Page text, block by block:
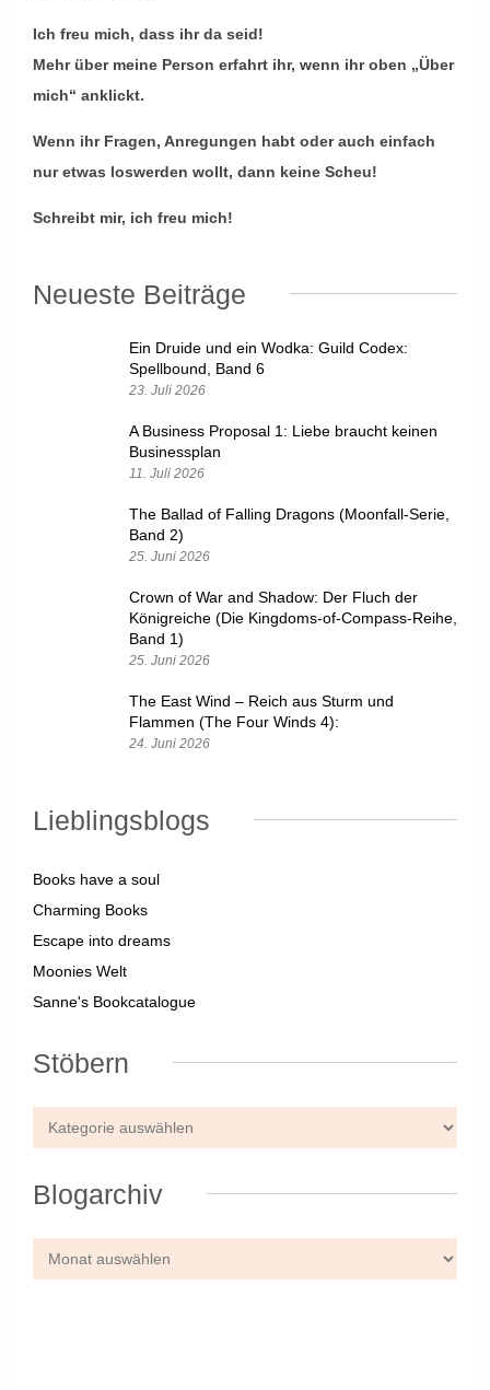
Ich freu mich, dass ihr da seid!
Mehr über meine Person erfahrt ihr, wenn ihr oben „Über
mich“ anklickt.
Wenn ihr Fragen, Anregungen habt oder auch einfach
nur etwas loswerden wollt, dann keine Scheu!
Schreibt mir, ich freu mich!
Neueste Beiträge
Ein Druide und ein Wodka: Guild Codex:
Spellbound, Band 6
23. Juli 2026
A Business Proposal 1: Liebe braucht keinen
Businessplan
11. Juli 2026
The Ballad of Falling Dragons (Moonfall-Serie,
Band 2)
25. Juni 2026
Crown of War and Shadow: Der Fluch der
Königreiche (Die Kingdoms-of-Compass-Reihe,
Band 1)
25. Juni 2026
The East Wind – Reich aus Sturm und
Flammen (The Four Winds 4):
24. Juni 2026
Lieblingsblogs
Books have a soul
Charming Books
Escape into dreams
Moonies Welt
Sanne's Bookcatalogue
Stöbern
Blogarchiv